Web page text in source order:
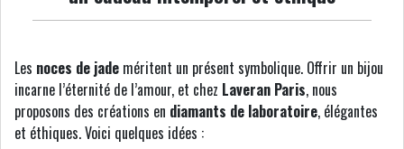
Les noces de jade méritent un présent symbolique. Offrir un bijou
incarne l’éternité de l’amour, et chez Laveran Paris, nous
proposons des créations en diamants de laboratoire, élégantes
et éthiques. Voici quelques idées :